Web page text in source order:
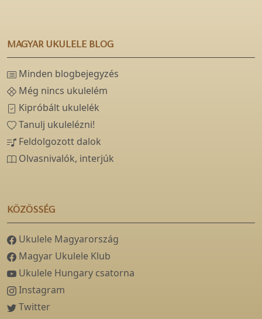
MAGYAR UKULELE BLOG
Minden blogbejegyzés
Még nincs ukulelém
Kipróbált ukulelék
Tanulj ukulelézni!
Feldolgozott dalok
Olvasnivalók, interjúk
KÖZÖSSÉG
Ukulele Magyarország
Magyar Ukulele Klub
Ukulele Hungary csatorna
Instagram
Twitter